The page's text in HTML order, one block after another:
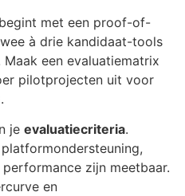
met een proof-of-
à drie kandidaat-tools
een evaluatiematrix
pilotprojecten uit voor
je evaluatiecriteria.
zijn meetbaar.
en